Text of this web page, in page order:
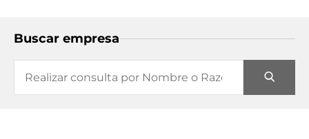
Buscar empresa